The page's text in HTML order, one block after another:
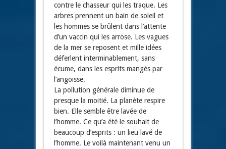
contre le chasseur qui les traque. Les
arbres prennent un bain de soleil et
les hommes se brûlent dans l’attente
d’un vaccin qui les arrose. Les vagues
de la mer se reposent et mille idées
déferlent interminablement, sans
écume, dans les esprits mangés par
l’angoisse.
La pollution générale diminue de
presque la moitié. La planète respire
bien. Elle semble être lavée de
l’homme. Ce qu’a été le souhait de
beaucoup d’esprits : un lieu lavé de
l’homme. Le voilà maintenant venu un